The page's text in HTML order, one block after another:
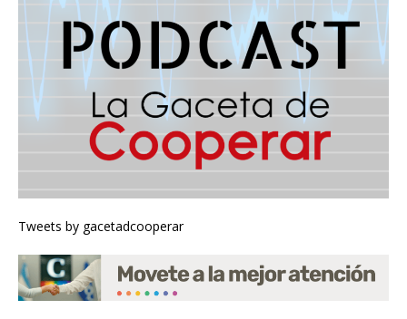
Tweets by gacetadcooperar